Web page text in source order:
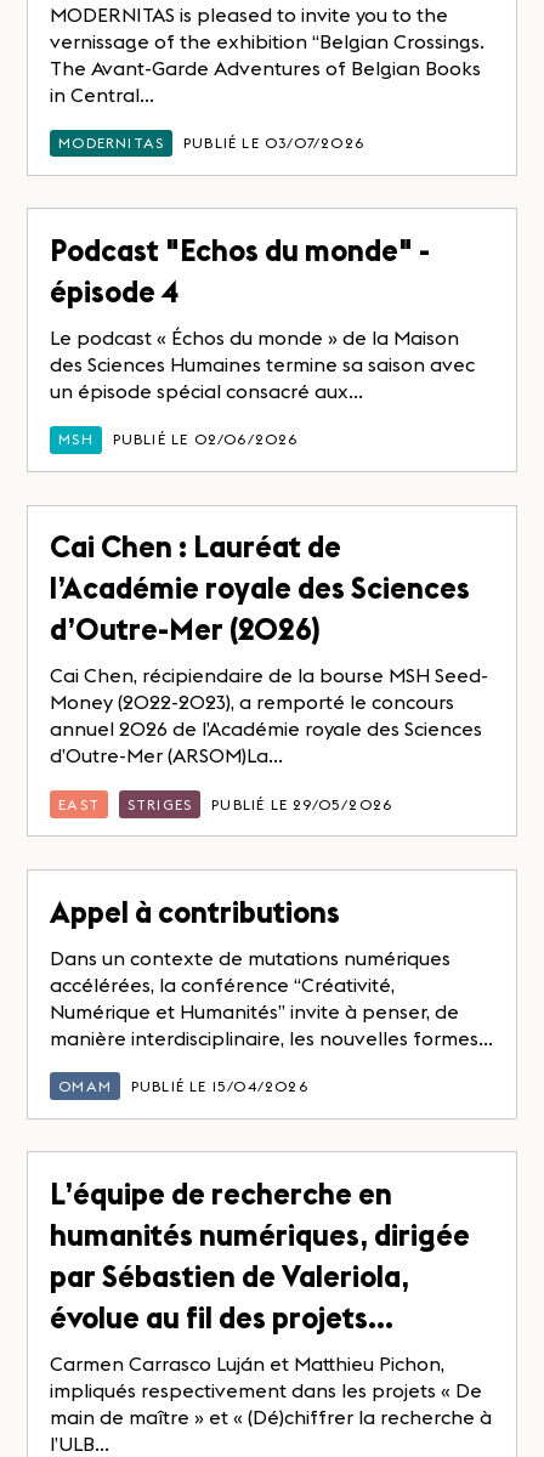
MODERNITAS is pleased to invite you to the
vernissage of the exhibition “Belgian Crossings.
The Avant-Garde Adventures of Belgian Books
in Central...
MODERNITAS PUBLIÉ LE 03/07/2026
Podcast "Echos du monde" -
épisode 4
Le podcast « Échos du monde » de la Maison
des Sciences Humaines termine sa saison avec
un épisode spécial consacré aux...
MSH PUBLIÉ LE 02/06/2026
Cai Chen : Lauréat de
l’Académie royale des Sciences
d’Outre-Mer (2026)
Cai Chen, récipiendaire de la bourse MSH Seed-
Money (2022-2023), a remporté le concours
annuel 2026 de l’Académie royale des Sciences
d’Outre-Mer (ARSOM)La...
EAST STRIGES PUBLIÉ LE 29/05/2026
Appel à contributions
Dans un contexte de mutations numériques
accélérées, la conférence “Créativité,
Numérique et Humanités” invite à penser, de
manière interdisciplinaire, les nouvelles formes...
OMAM PUBLIÉ LE 15/04/2026
L’équipe de recherche en
humanités numériques, dirigée
par Sébastien de Valeriola,
évolue au fil des projets…
Carmen Carrasco Luján et Matthieu Pichon,
impliqués respectivement dans les projets « De
main de maître » et « (Dé)chiffrer la recherche à
l’ULB...